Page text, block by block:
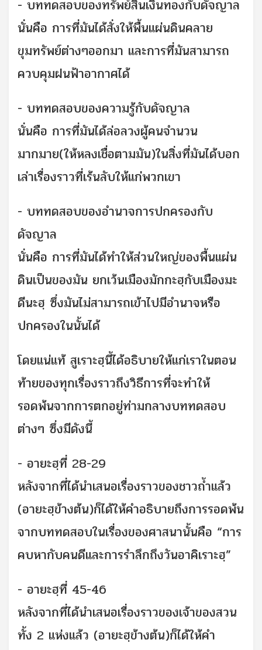
- บททดสอบของทรัพย์สินเงินทองกับดัจญาล
นั่นคือ การที่มันได้สั่งให้พื้นแผ่นดินคลาย
ขุมทรัพย์ต่างๆออกมา และการที่มันสามารถ
ควบคุมฝนฟ้าอากาศได้
- บททดสอบของความรู้กับดัจญาล
นั่นคือ การที่มันได้ล่อลวงผู้คนจำนวน
มากมาย(ให้หลงเชื่อตามมัน)ในสิ่งที่มันได้บอก
เล่าเรื่องราวที่เร้นลับให้แก่พวกเขา
- บททดสอบของอำนาจการปกครองกับ
ดัจญาล
นั่นคือ การที่มันได้ทำให้ส่วนใหญ่ของพื้นแผ่น
ดินเป็นของมัน ยกเว้นเมืองมักกะฮฺกับเมืองมะ
ดีนะฮฺ ซึ่งมันไม่สามารถเข้าไปมีอำนาจหรือ
ปกครองในนั้นได้
โดยแน่แท้ สูเราะฮฺนี้ได้อธิบายให้แก่เราในตอน
ท้ายของทุกเรื่องราวถึงวิธีการที่จะทำให้
รอดพ้นจากการตกอยู่ท่ามกลางบททดสอบ
ต่างๆ ซึ่งมีดังนี้
- อายะฮฺที่ 28-29
หลังจากที่ได้นำเสนอเรื่องราวของชาวถ้ำแล้ว
(อายะฮฺข้างต้น)ก็ได้ให้คำอธิบายถึงการรอดพ้น
จากบททดสอบในเรื่องของศาสนานั้นคือ “การ
คบหากับคนดีและการรำลึกถึงวันอาคิเราะฮฺ”
- อายะฮฺที่ 45-46
หลังจากที่ได้นำเสนอเรื่องราวของเจ้าของสวน
ทั้ง 2 แห่งแล้ว (อายะฮฺข้างต้น)ก็ได้ให้คำ